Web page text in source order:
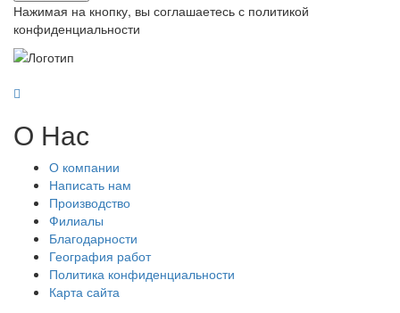
Нажимая на кнопку, вы соглашаетесь с политикой
конфиденциальности
О Нас
О компании
Написать нам
Производство
Филиалы
Благодарности
География работ
Политика конфиденциальности
Карта сайта